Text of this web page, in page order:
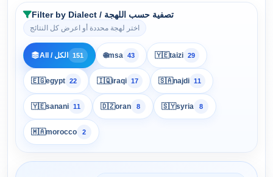
Filter by Dialect / تصفية حسب اللهجة
اختر لهجة محددة أو اعرض كل النتائج
All / الكل 151 🌐msa 43 🇾🇪taizi 29
🇪🇬egypt 22 🇮🇶iraqi 17 🇸🇦najdi 11
🇾🇪sanani 11 🇩🇿oran 8 🇸🇾syria 8
🇲🇦morocco 2